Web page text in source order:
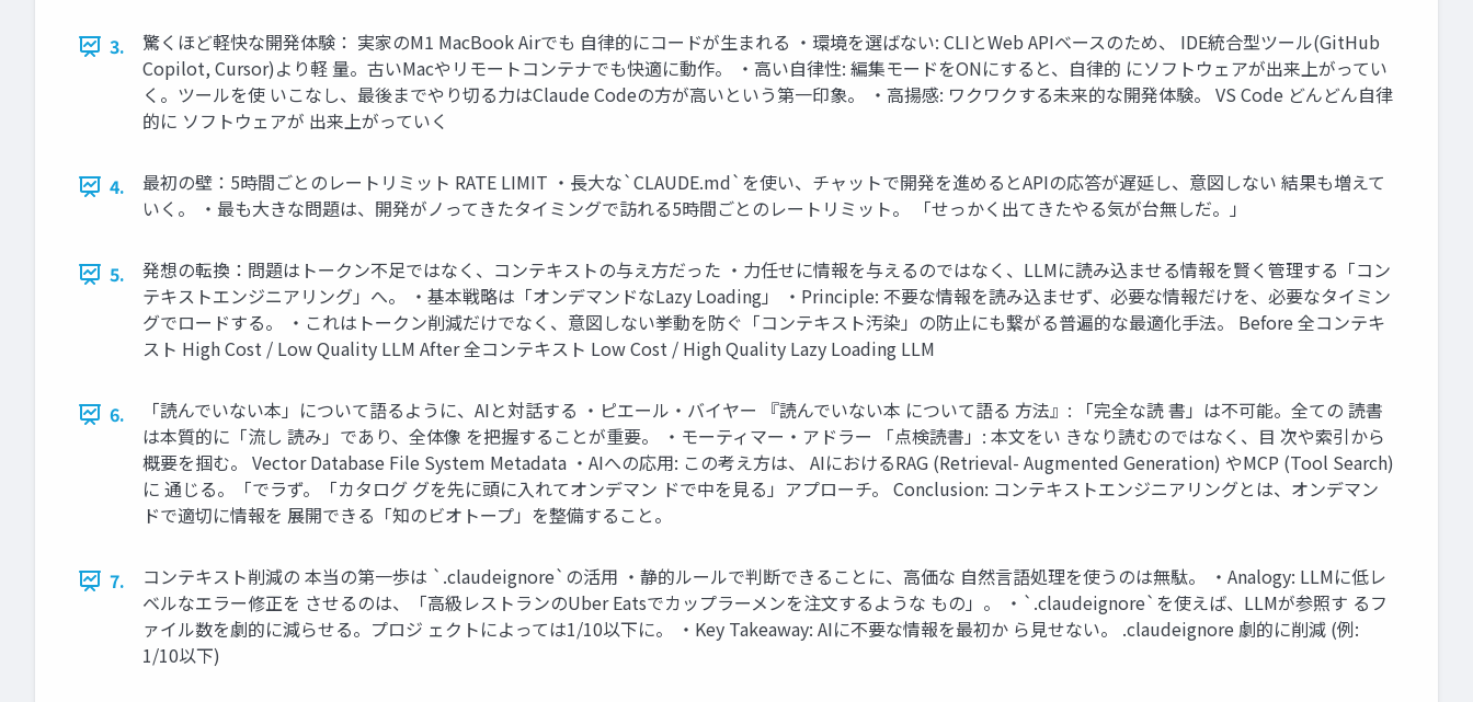
3.
驚くほど軽快な開発体験： 実家のM1 MacBook Airでも 自律的にコードが生まれる ・環境を選ばない: CLIとWeb APIベースのため、 IDE統合型ツール(GitHub
Copilot, Cursor)より軽 量。古いMacやリモートコンテナでも快適に動作。 ・高い自律性: 編集モードをONにすると、自律的 にソフトウェアが出来上がってい
く。ツールを使 いこなし、最後までやり切る力はClaude Codeの方が高いという第一印象。 ・高揚感: ワクワクする未来的な開発体験。 VS Code どんどん自律
的に ソフトウェアが 出来上がっていく
4.
最初の壁：5時間ごとのレートリミット RATE LIMIT ・長大な`CLAUDE.md`を使い、チャットで開発を進めるとAPIの応答が遅延し、意図しない 結果も増えて
いく。 ・最も大きな問題は、開発がノってきたタイミングで訪れる5時間ごとのレートリミット。 「せっかく出てきたやる気が台無しだ。」
5.
発想の転換：問題はトークン不足ではなく、コンテキストの与え方だった ・力任せに情報を与えるのではなく、LLMに読み込ませる情報を賢く管理する「コン
テキストエンジニアリング」へ。 ・基本戦略は「オンデマンドなLazy Loading」 ・Principle: 不要な情報を読み込ませず、必要な情報だけを、必要なタイミン
グでロードする。 ・これはトークン削減だけでなく、意図しない挙動を防ぐ「コンテキスト汚染」の防止にも繋がる普遍的な最適化手法。 Before 全コンテキ
スト High Cost / Low Quality LLM After 全コンテキスト Low Cost / High Quality Lazy Loading LLM
6.
「読んでいない本」について語るように、AIと対話する ・ピエール・バイヤー 『読んでいない本 について語る 方法』: 「完全な読 書」は不可能。全ての 読書
は本質的に「流し 読み」であり、全体像 を把握することが重要。 ・モーティマー・アドラー 「点検読書」: 本文をい きなり読むのではなく、目 次や索引から
概要を掴む。 Vector Database File System Metadata ・AIへの応用: この考え方は、 AIにおけるRAG (Retrieval- Augmented Generation) やMCP (Tool Search)
に 通じる。「でラず。「カタログ グを先に頭に入れてオンデマン ドで中を見る」アプローチ。 Conclusion: コンテキストエンジニアリングとは、オンデマン
ドで適切に情報を 展開できる「知のビオトープ」を整備すること。
7.
コンテキスト削減の 本当の第一歩は `.claudeignore`の活用 ・静的ルールで判断できることに、高価な 自然言語処理を使うのは無駄。 ・Analogy: LLMに低レ
ベルなエラー修正を させるのは、「高級レストランのUber Eatsでカップラーメンを注文するような もの」。 ・`.claudeignore`を使えば、LLMが参照す るフ
ァイル数を劇的に減らせる。プロジ ェクトによっては1/10以下に。 ・Key Takeaway: AIに不要な情報を最初か ら見せない。 .claudeignore 劇的に削減 (例:
1/10以下)